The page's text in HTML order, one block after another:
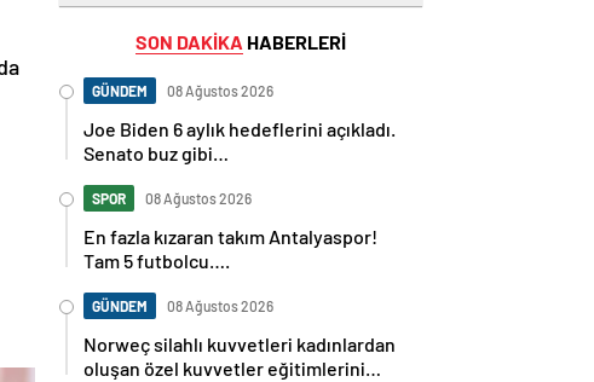
SON DAKİKA HABERLERİ
GÜNDEM 08 Ağustos 2026
Joe Biden 6 aylık hedeflerini açıkladı.
Senato buz gibi…
SPOR 08 Ağustos 2026
En fazla kızaran takım Antalyaspor!
Tam 5 futbolcu….
GÜNDEM 08 Ağustos 2026
Norweç silahlı kuvvetleri kadınlardan
oluşan özel kuvvetler eğitimlerini